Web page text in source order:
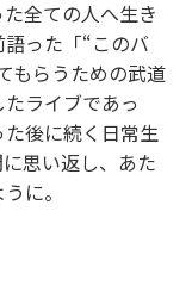
全ての人へ生き
った「“このバ
もらうための武道
ライブであっ
後に続く日常生
思い返し、あた
に。